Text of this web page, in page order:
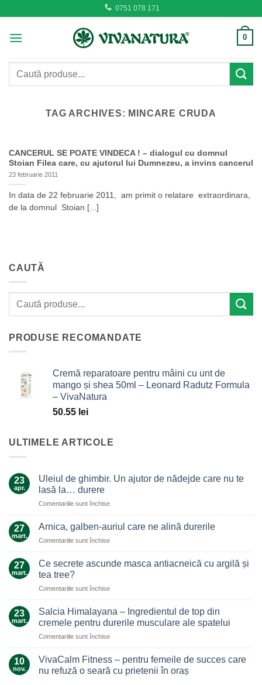
content
0751 078 171
0
Caută
TAG ARCHIVES: MINCARE CRUDA
CANCERUL SE POATE VINDECA ! – dialogul cu domnul
Stoian Filea care, cu ajutorul lui Dumnezeu, a invins cancerul
23 februarie 2011
In data de 22 februarie 2011, am primit o relatare extraordinara,
de la domnul Stoian [...]
CAUTĂ
PRODUSE RECOMANDATE
Cremă reparatoare pentru mâini cu unt de
mango și shea 50ml – Leonard Radutz Formula
– VivaNatura
50.55 lei
ULTIMELE ARTICOLE
23
apr.
Uleiul de ghimbir. Un ajutor de nădejde care nu te
lasă la… durere
Comentariile sunt închisepentru
de
Un
de
nu
lasă
la…
27
mart.
Arnica, galben-auriul care ne alină durerile
Comentariile sunt închisepentru
galben-
ne
durerile
27
mart.
Ce secrete ascunde masca antiacneică cu argilă și
tea tree?
Comentariile sunt închisepentru
secrete
ascunde
masca
antiacneică
argilă
23
mart.
Salcia Himalayana – Ingredientul de top din
cremele pentru durerile musculare ale spatelui
Comentariile sunt închisepentru
Himalayana
Ingredientul
10
nov.
VivaCalm Fitness – pentru femeile de succes care
nu refuză o seară cu prietenii în oraș